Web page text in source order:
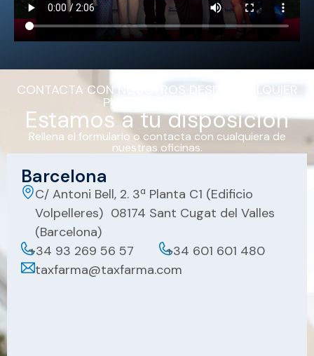
CONTACTA CON NOSOTROS DESDE CUALQUIER
PUNTO DE ESPAÑA
Estamos a tu disposición
Rellena el formulario o contacta con cualquiera de
nuestras oficinas.
Barcelona
C/ Antoni Bell, 2. 3ª Planta C1 (Edificio
Volpelleres) 08174 Sant Cugat del Valles
(Barcelona)
+34 93 269 56 57
+34 601 601 480
taxfarma@taxfarma.com